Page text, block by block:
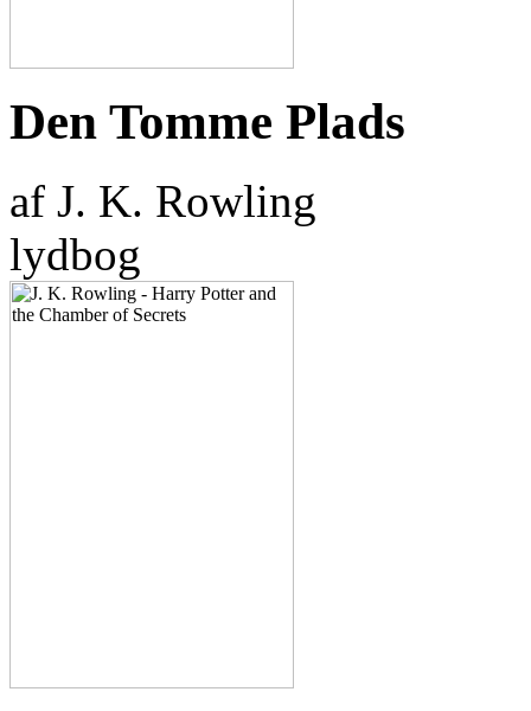
Den Tomme Plads
af J. K. Rowling
lydbog